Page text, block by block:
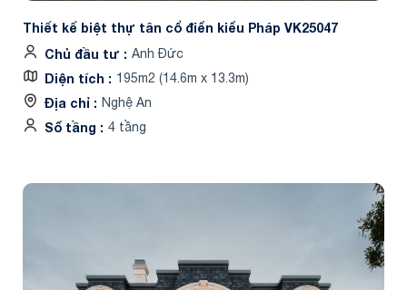
Thiết kế biệt thự tân cổ điển kiểu Pháp VK25047
Chủ đầu tư
Anh Đức
Diện tích 195m2 (14.6m x 13.3m)
Địa chỉ Nghệ An
Số tầng 4 tầng